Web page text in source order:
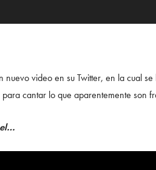
nuevo video en su Twitter, en la cual
cantar lo que aparentemente son